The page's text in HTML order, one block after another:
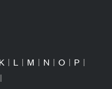
K | L | M | N | O | P |
|